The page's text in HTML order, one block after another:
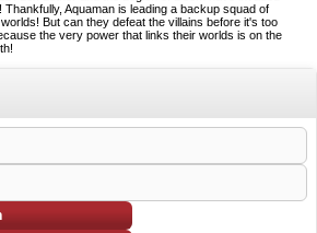
Aquaman is leading a backup squad of
But can they defeat the villains before it's too
the very power that links their worlds is on the